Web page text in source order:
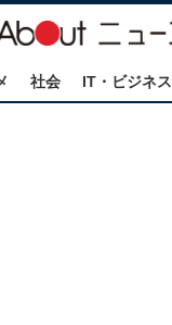
社会 IT・ビジネス